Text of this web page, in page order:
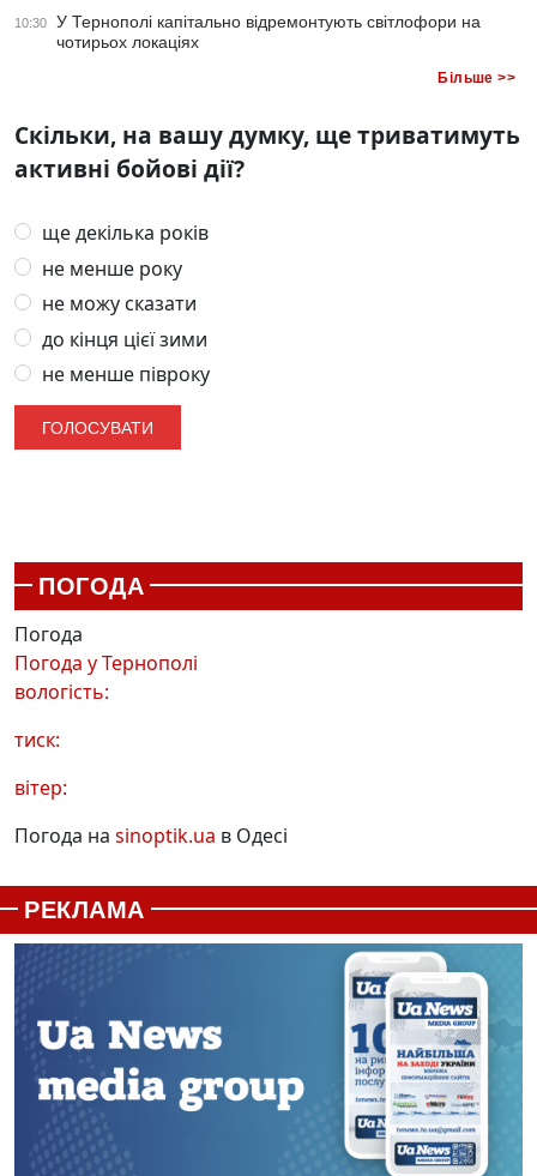
10:30
У Тернополі капітально відремонтують світлофори на
чотирьох локаціях
Більше >>
Скільки, на вашу думку, ще триватимуть
активні бойові дії?
ще декілька років
не менше року
не можу сказати
до кінця цієї зими
не менше півроку
ПОГОДА
Погода
Погода уТернополі
вологість:
тиск:
вітер:
Погода на sinoptik.ua в Одесі
РЕКЛАМА